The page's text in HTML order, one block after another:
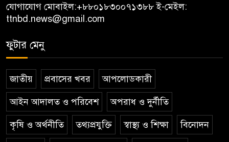
যোগাযোগ মোবাইল:+৮৮০১৮৩০০৭১৩৮৮ই-মেইল:
ttnbd.news@gmail.com
ফুটার মেনু
জাতীয় প্রবাসের খবর আপলোডকারী
আইন আদালত ও পরিবেশ অপরাধ ও দুর্নীতি
কৃষি ও অর্থনীতি তথ্যপ্রযুক্তি স্বাস্থ্য ও শিক্ষা বিনোদন